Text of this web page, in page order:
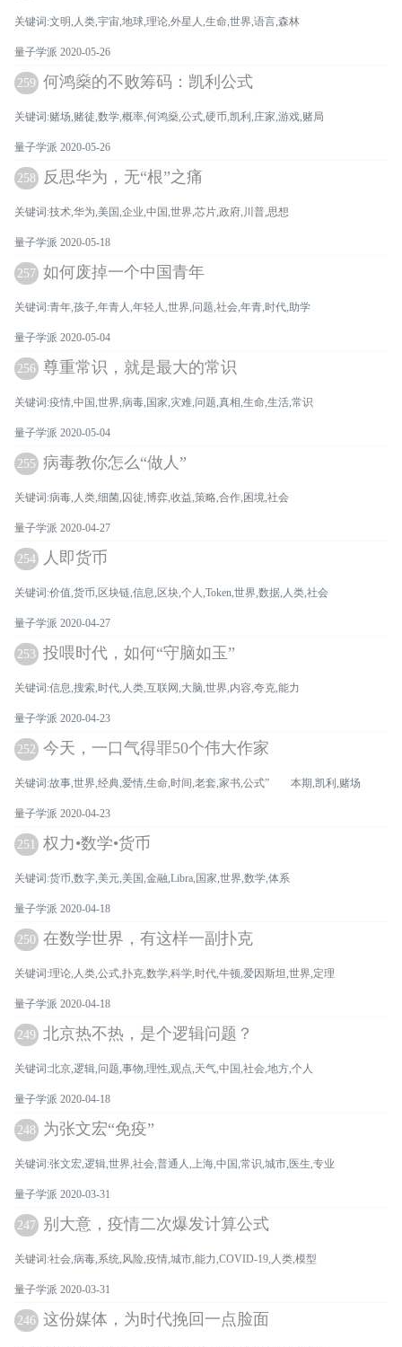
关键词:文明,人类,宇宙,地球,理论,外星人,生命,世界,语言,森林
量子学派 2020-05-26
259 何鸿燊的不败筹码：凯利公式
关键词:赌场,赌徒,数学,概率,何鸿燊,公式,硬币,凯利,庄家,游戏,赌局
量子学派 2020-05-26
258 反思华为，无“根”之痛
关键词:技术,华为,美国,企业,中国,世界,芯片,政府,川普,思想
量子学派 2020-05-18
257 如何废掉一个中国青年
关键词:青年,孩子,年青人,年轻人,世界,问题,社会,年青,时代,助学
量子学派 2020-05-04
256 尊重常识，就是最大的常识
关键词:疫情,中国,世界,病毒,国家,灾难,问题,真相,生命,生活,常识
量子学派 2020-05-04
255 病毒教你怎么“做人”
关键词:病毒,人类,细菌,囚徒,博弈,收益,策略,合作,困境,社会
量子学派 2020-04-27
254 人即货币
关键词:价值,货币,区块链,信息,区块,个人,Token,世界,数据,人类,社会
量子学派 2020-04-27
253 投喂时代，如何“守脑如玉”
关键词:信息,搜索,时代,人类,互联网,大脑,世界,内容,夸克,能力
量子学派 2020-04-23
252 今天，一口气得罪50个伟大作家
关键词:故事,世界,经典,爱情,生命,时间,老套,家书,公式” 本期,凯利,赌场
量子学派 2020-04-23
251 权力•数学•货币
关键词:货币,数字,美元,美国,金融,Libra,国家,世界,数学,体系
量子学派 2020-04-18
250 在数学世界，有这样一副扑克
关键词:理论,人类,公式,扑克,数学,科学,时代,牛顿,爱因斯坦,世界,定理
量子学派 2020-04-18
249 北京热不热，是个逻辑问题？
关键词:北京,逻辑,问题,事物,理性,观点,天气,中国,社会,地方,个人
量子学派 2020-04-18
248 为张文宏“免疫”
关键词:张文宏,逻辑,世界,社会,普通人,上海,中国,常识,城市,医生,专业
量子学派 2020-03-31
247 别大意，疫情二次爆发计算公式
关键词:社会,病毒,系统,风险,疫情,城市,能力,COVID-19,人类,模型
量子学派 2020-03-31
246 这份媒体，为时代挽回一点脸面